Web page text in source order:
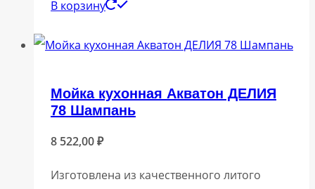
В корзину
Мойка кухонная Акватон ДЕЛИЯ
78 Шампань
8 522,00₽
Изготовлена из качественного литого